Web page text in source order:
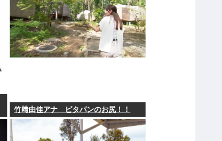
竹﨑由佳アナ ピタパンのお尻！！